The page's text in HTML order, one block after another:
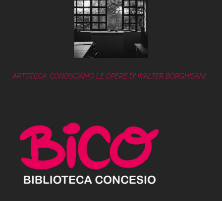
ARTOTECA: CONOSCIAMO LE OPERE DI WALTER BORGHISANI